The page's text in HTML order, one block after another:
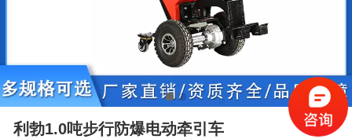
利勃1.0吨步行防爆电动牵引车